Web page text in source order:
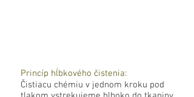
Princíp hĺbkového čistenia:
Čistiacu chémiu v jednom kroku pod